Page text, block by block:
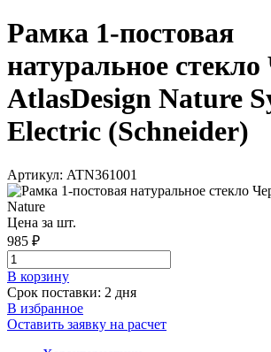
Рамка 1-постовая
натуральное
AtlasDesign Nature
Electric (Schneider)
Артикул: ATN361001
Цена за шт.
985 ₽
В корзинy
Срок поставки: 2 дня
В избранное
Оставить заявку на расчет